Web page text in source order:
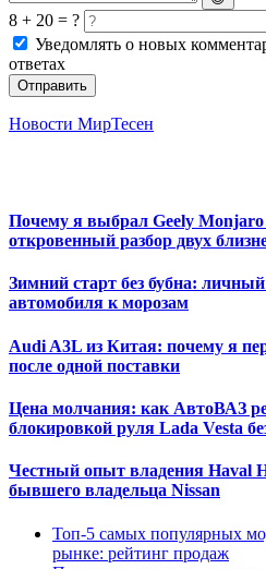
8 + 20 = ?
Уведомлять о новых
ответах
Отправить
Новости МирТесен
Почему я выбрал Geely Monjaro
откровенный разбор двух
Зимний старт без бубна:
автомобиля к морозам
Audi A3L из Китая: почему я
после одной поставки
Цена молчания: как АвтоВАЗ
блокировкой руля Lada Vesta
Честный опыт владения Haval
бывшего владельца Nissan
Топ-5 самых популярных
рынке: рейтинг продаж